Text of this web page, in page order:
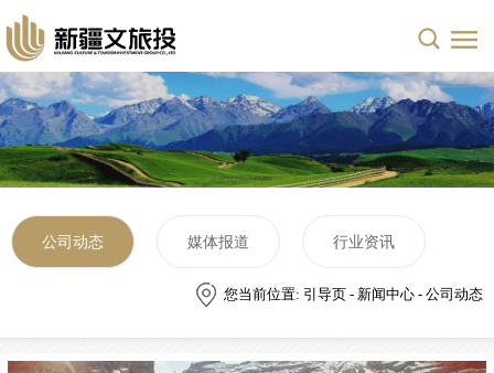
公司动态 媒体报道 行业资讯
您当前位置: 引导页 - 新闻中心 - 公司动态